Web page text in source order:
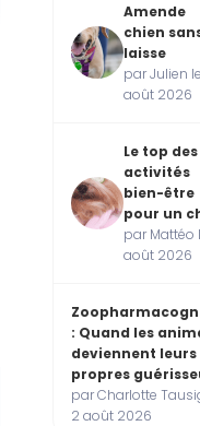
Amende
chien
laisse
par Julien
août 2026
Le top des
activités
bien-être
pour un
par Mattéo
août 2026
: Quand les
deviennent leurs
propres
par Charlotte
2 août 2026